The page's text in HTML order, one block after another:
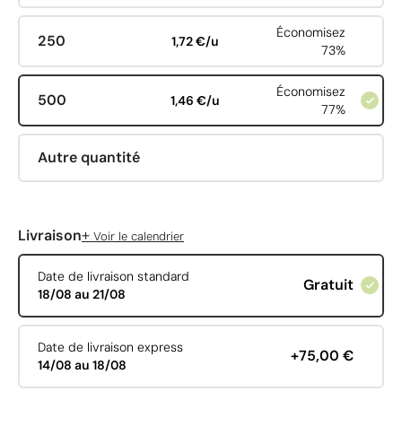
250 1,72 €/u
Économisez
73%
500 1,46 €/u
Économisez
77%
Autre quantité
Livraison+ Voir le calendrier
Date de livraison standard
18/08 au 21/08
Gratuit
Date de livraison express
14/08 au 18/08
+75,00 €